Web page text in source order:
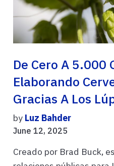
De Cero A 5.000
Elaborando
Gracias A Los
by Luz Bahder
June 12, 2025
Creado por Brad Buck,